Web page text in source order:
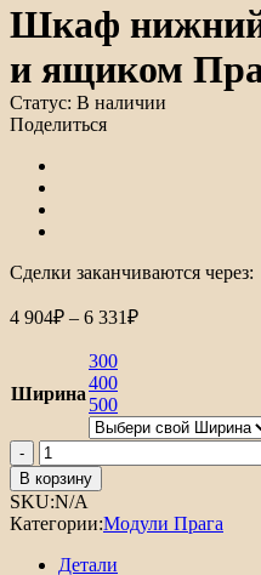
Шкаф нижний
и ящиком
Статус: В наличии
Поделиться
Сделки заканчиваются через:
4 904₽ – 6 331₽Диапазон
6
Ширина
300
400
500
Количество
товара
Шкаф
нижний
с
1-
В корзину
SKU:N/A
Категории:Модули Прага
Детали